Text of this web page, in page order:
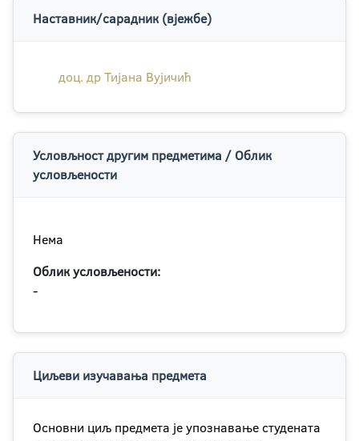
Наставник/сарадник (вјежбе)
доц. др Тијана Вујичић
Условљност другим предметима / Облик
условљености
Нема
Облик условљености:
-
Циљеви изучавања предмета
Основни циљ предмета је упознавање студената